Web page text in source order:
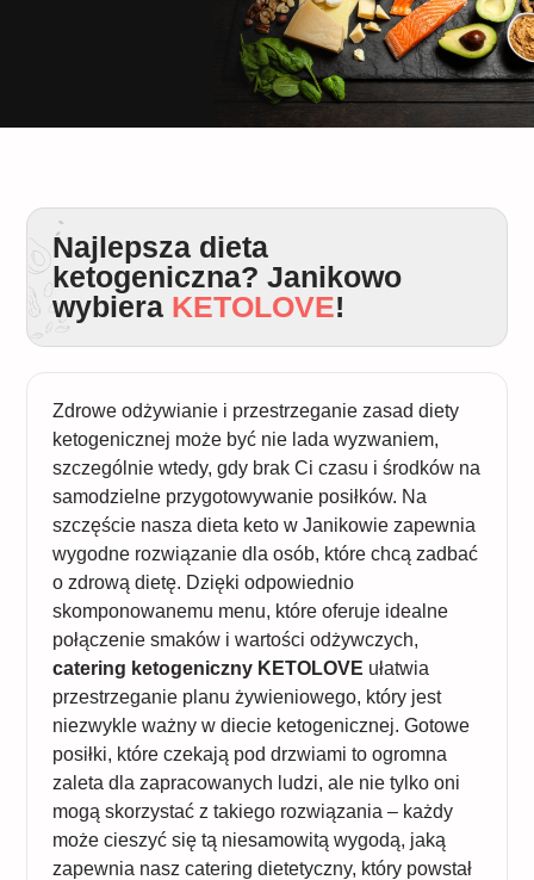
Najlepsza dieta
ketogeniczna? Janikowo
wybiera KETOLOVE!
Zdrowe odżywianie i przestrzeganie zasad diety
ketogenicznej może być nie lada wyzwaniem,
szczególnie wtedy, gdy brak Ci czasu i środków na
samodzielne przygotowywanie posiłków. Na
szczęście nasza dieta keto w Janikowie zapewnia
wygodne rozwiązanie dla osób, które chcą zadbać
o zdrową dietę. Dzięki odpowiednio
skomponowanemu menu, które oferuje idealne
połączenie smaków i wartości odżywczych,
catering ketogeniczny KETOLOVE ułatwia
przestrzeganie planu żywieniowego, który jest
niezwykle ważny w diecie ketogenicznej. Gotowe
posiłki, które czekają pod drzwiami to ogromna
zaleta dla zapracowanych ludzi, ale nie tylko oni
mogą skorzystać z takiego rozwiązania – każdy
może cieszyć się tą niesamowitą wygodą, jaką
zapewnia nasz catering dietetyczny, który powstał